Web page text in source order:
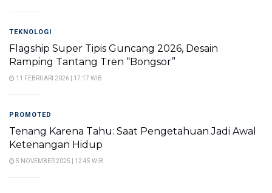
TEKNOLOGI
Flagship Super Tipis Guncang 2026, Desain
Ramping Tantang Tren “Bongsor”
11 FEBRUARI 2026 | 17:17 WIB
PROMOTED
Tenang Karena Tahu: Saat Pengetahuan Jadi Awal
Ketenangan Hidup
5 NOVEMBER 2025 | 12:45 WIB